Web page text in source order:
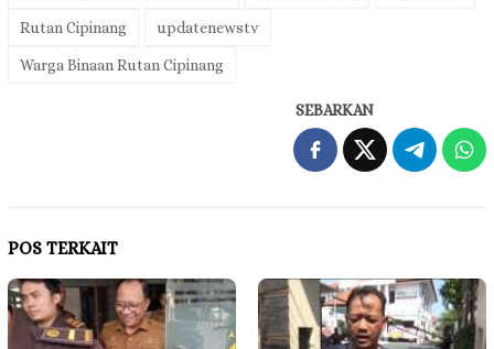
Rutan Cipinang updatenewstv
Warga Binaan Rutan Cipinang
SEBARKAN
POS TERKAIT